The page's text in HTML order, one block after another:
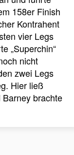
158er Finish
Kontrahent
vier Legs
„Superchin“
nicht
zwei Legs
Hier ließ
brachte